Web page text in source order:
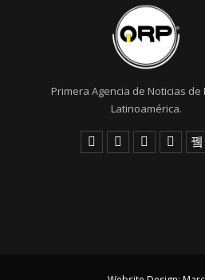
Primera Agencia de Noticias de
Latinoamérica.